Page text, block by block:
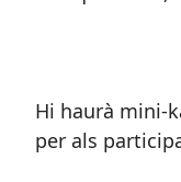
Hi haurà mini-
per als